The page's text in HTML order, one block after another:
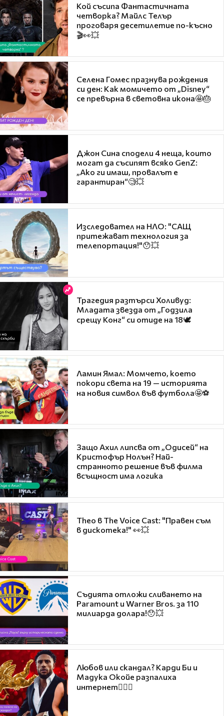
Кой съсипа Фантастичната
четворка? Майлс Телър
проговаря десетилетие по-късно
🎬👀💥
Селена Гомес празнува рождения
си ден: Как момичето от „Disney“
се превърна в световна икона🤩🎂
Джон Сина сподели 4 неща, които
могат да съсипят всяко GenZ:
„Ако ги имаш, провалът е
гарантиран“🧐💥
Изследовател на НЛО: "САЩ
притежават технология за
телепортация!"😯💥
Трагедия разтърси Холивуд:
Младата звезда от „Годзила
срещу Конг“ си отиде на 18🕊️
Ламин Ямал: Момчето, което
покори света на 19 — историята
на новия символ във футбола🤩⚽
Защо Ахил липсва от „Одисей“ на
Кристофър Нолън? Най-
странното решение във филма
всъщност има логика
Theo в The Voice Cast: "Правен съм
в дискотека!" 👀💥
Съдията отложи сливането на
Paramount и Warner Bros. за 110
милиарда долара!😯💥
Любов или скандал? Карди Би и
Мадука Окойе разпалиха
интернет❤️‍🔥🔥